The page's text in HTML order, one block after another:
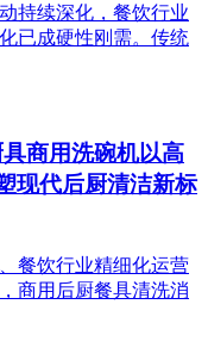
持续深化，餐饮行业
已成硬性刚需。传统
商用洗碗机以高
现代后厨清洁新标
餐饮行业精细化运营
商用后厨餐具清洗消